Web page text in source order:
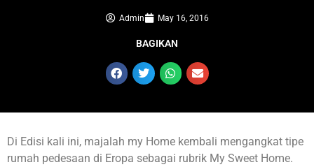
Admin May 16, 2016
BAGIKAN
Di Edisi kali ini, majalah my Home kembali mengangkat tipe
rumah pedesaan di Eropa sebagai rubrik My Sweet Home.